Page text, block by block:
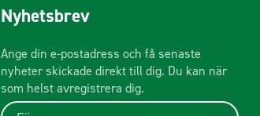
Nyhetsbrev
Ange din e-postadress och få senaste
nyheter skickade direkt till dig. Du kan när
som helst avregistrera dig.